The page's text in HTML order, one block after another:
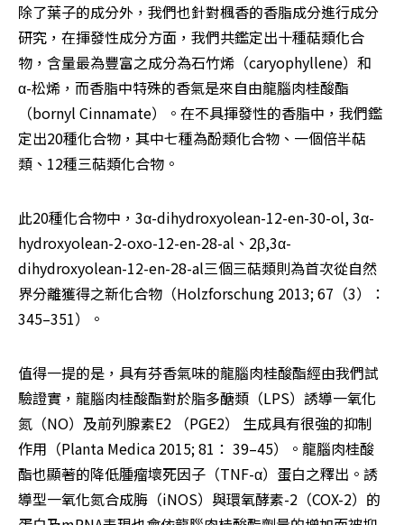
除了葉子的成分外，我們也針對楓香的香脂成分進行成分
研究，在揮發性成分方面，我們共鑑定出十種萜類化合
物，含量最為豐富之成分為石竹烯（caryophyllene）和
α-松烯，而香脂中特殊的香氣是來自由龍腦肉桂酸酯
（bornyl Cinnamate）。在不具揮發性的香脂中，我們鑑
定出20種化合物，其中七種為酚類化合物、一個倍半萜
類、12種三萜類化合物。
此20種化合物中，3α-dihydroxyolean-12-en-30-ol, 3α-
hydroxyolean-2-oxo-12-en-28-al、2β,3α-
dihydroxyolean-12-en-28-al三個三萜類則為首次從自然
界分離獲得之新化合物（Holzforschung 2013; 67（3）：
345–351）。
值得一提的是，具有芬香氣味的龍腦肉桂酸酯經由我們試
驗證實，龍腦肉桂酸酯對於脂多醣類（LPS）誘導一氧化
氮（NO）及前列腺素E2 （PGE2） 生成具有很強的抑制
作用（Planta Medica 2015; 81： 39–45）。龍腦肉桂酸
酯也顯著的降低腫瘤壞死因子（TNF-α）蛋白之釋出。誘
導型一氧化氮合成脢（iNOS）與環氧酵素-2（COX-2）的